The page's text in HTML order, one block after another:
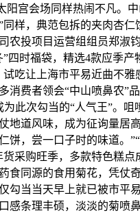
阳宫会场同样热闹不凡。
样，典范包拆的夹肉杏
农投项目运营组组员郑
四时福袋，精选4款应季
吃让上海市平易近曲不
消费者领会“中山喷鼻农
此次勾当的“人气王”。
地道风味，成为征询量居
饼，尝一口子时的味道。
采购旺季，多款特色糕
食同源的食用菊花，凭仗
勾当当天早上就已被市平
感条理丰硕，淡淡的菊喷